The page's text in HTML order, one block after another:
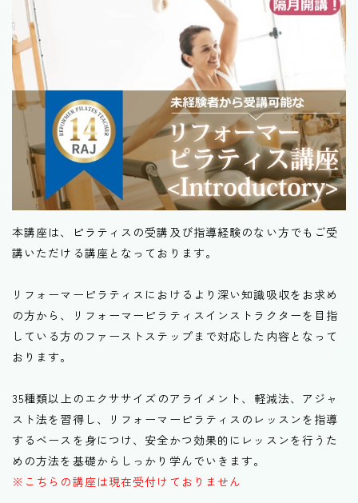
リフォーマー未経験者OK
本講座は、ピラティスの受講及び指導経験のない方でもご受
講いただける講座となっております。
リフォーマーピラティスにおけるより深い知識吸収をお求め
の方から、リフォーマーピラティスインストラクターを目指
している方のファーストステップまで対応した内容となって
おります。
35種類以上のエクササイズのアライメント、軽減法、アジャ
スト法を習得し、リフォーマーピラティスのレッスンを指導
するベースを身につけ、安全かつ効果的にレッスンを行うた
めの方法を基礎からしっかり学んでいきます。
※こちらの講座は現在受付けておりません